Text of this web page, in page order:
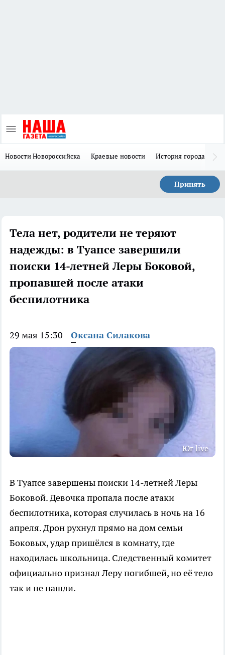
Новости Новороссийска Краевые новости История города Н
Принять
Тела нет, родители не теряют
надежды: в Туапсе завершили
поиски 14-летней Леры Боковой,
пропавшей после атаки
беспилотника
29 мая 15:30 Оксана Силакова
Юг live
В Туапсе завершены поиски 14-летней Леры
Боковой. Девочка пропала после атаки
беспилотника, которая случилась в ночь на 16
апреля. Дрон рухнул прямо на дом семьи
Боковых, удар пришёлся в комнату, где
находилась школьница. Следственный комитет
официально признал Леру погибшей, но её тело
так и не нашли.